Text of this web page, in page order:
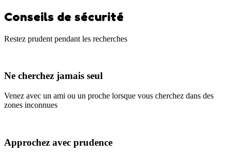
Conseils de sécurité
Restez prudent pendant les recherches
Ne cherchez jamais seul
Venez avec un ami ou un proche lorsque vous cherchez dans des
zones inconnues
Approchez avec prudence